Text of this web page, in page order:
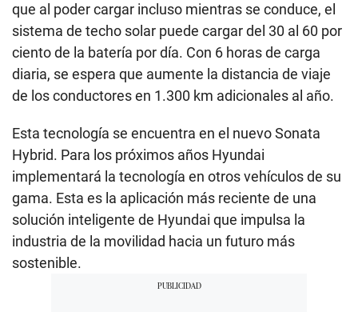
que al poder cargar incluso mientras se conduce, el
sistema de techo solar puede cargar del 30 al 60 por
ciento de la batería por día. Con 6 horas de carga
diaria, se espera que aumente la distancia de viaje
de los conductores en 1.300 km adicionales al año.
Esta tecnología se encuentra en el nuevo Sonata
Hybrid. Para los próximos años Hyundai
implementará la tecnología en otros vehículos de su
gama. Esta es la aplicación más reciente de una
solución inteligente de Hyundai que impulsa la
industria de la movilidad hacia un futuro más
sostenible.